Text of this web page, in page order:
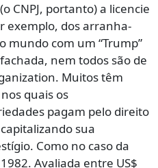
CNPJ, portanto) a licencie
exemplo, dos arranha-
mundo com um “Trump”
nem todos são de
Muitos têm
quais os
pagam pelo direito
sua
Como no caso da
Avaliada entre US$